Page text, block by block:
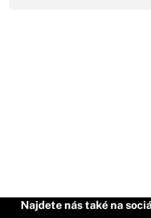
Najdete nás také na